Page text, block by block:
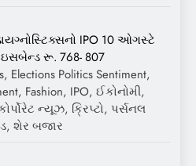
IPO 10 ઓગસ્ટે
રૂ. 768- 807
Elections Politics Sentiment,
Fashion, IPO, ઈકોનોમી,
ન્યૂઝ, ક્રિપ્ટો, પર્સનલ
શેર બજાર